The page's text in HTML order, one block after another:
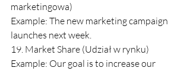
marketingowa)
Example: The new marketing campaign
launches next week.
19. Market Share (Udział w rynku)
Example: Our goal is to increase our